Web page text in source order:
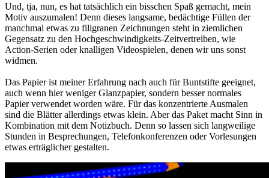
Und, tja, nun, es hat tatsächlich ein bisschen Spaß gemacht, mein
Motiv auszumalen! Denn dieses langsame, bedächtige Füllen der
manchmal etwas zu filigranen Zeichnungen steht in ziemlichen
Gegensatz zu den Hochgeschwindigkeits-Zeitvertreiben, wie
Action-Serien oder knalligen Videospielen, denen wir uns sonst
widmen.
Das Papier ist meiner Erfahrung nach auch für Buntstifte geeignet,
auch wenn hier weniger Glanzpapier, sondern besser normales
Papier verwendet worden wäre. Für das konzentrierte Ausmalen
sind die Blätter allerdings etwas klein. Aber das Paket macht Sinn in
Kombination mit dem Notizbuch. Denn so lassen sich langweilige
Stunden in Besprechungen, Telefonkonferenzen oder Vorlesungen
etwas erträglicher gestalten.